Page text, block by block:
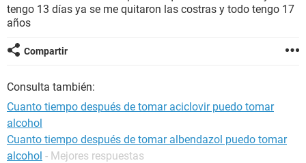
SEXUALIDAD
GLOSARIO
tengo 13 días ya se me quitaron las costras y todo tengo 17
años
Compartir
Consulta también:
Cuanto tiempo después de tomar aciclovir puedo tomar
alcohol
Cuanto tiempo después de tomar albendazol puedo tomar
alcohol - Mejores respuestas